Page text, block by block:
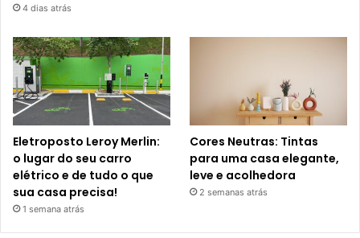
4 dias atrás
Eletroposto Leroy Merlin:
o lugar do seu carro
elétrico e de tudo o que
sua casa precisa!
1 semana atrás
Cores Neutras: Tintas
para uma casa elegante,
leve e acolhedora
2 semanas atrás